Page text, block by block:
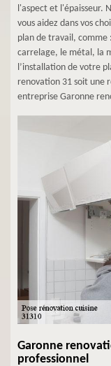
l'aspect et l'épaisseur.
vous aidez dans vos
plan de travail,
carrelage, le métal, la
l’installation de votre
renovation 31 soit une
entreprise Garonne
Garonne
professionnel